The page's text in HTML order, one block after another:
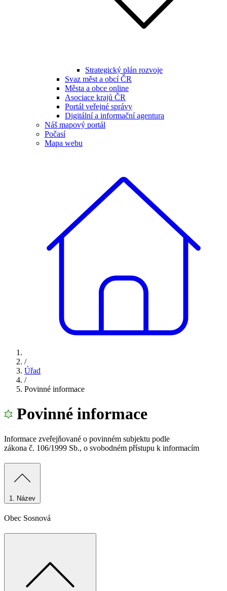
Strategický plán rozvoje
Svaz měst a obcí ČR
Města a obce online
Asociace krajů ČR
Portál veřejné správy
Digitální a informační agentura
Náš mapový portál
Počasí
Mapa webu
/
Úřad
/
Povinné informace
Povinné informace
Informace zveřejňované o povinném subjektu podle
zákona č. 106/1999 Sb., o svobodném přístupu k informacím
1. Název
Obec Sosnová